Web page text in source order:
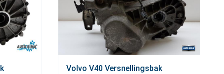
Volvo V40 Versnellingsbak